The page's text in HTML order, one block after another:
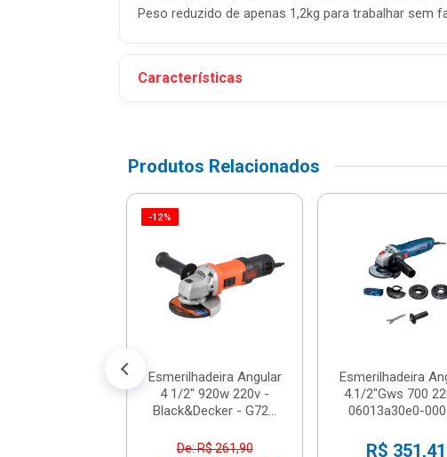
Peso reduzido de apenas 1,2kg para trabalhar sem
Características
Produtos Relacionados
-12%
Esmerilhadeira Angular
4 1/2" 920w 220v -
Black&Decker - G72...
De: R$ 261,90
Esmerilhadeira
4.1/2"Gws 700
06013a30e0-000
R$ 351,41